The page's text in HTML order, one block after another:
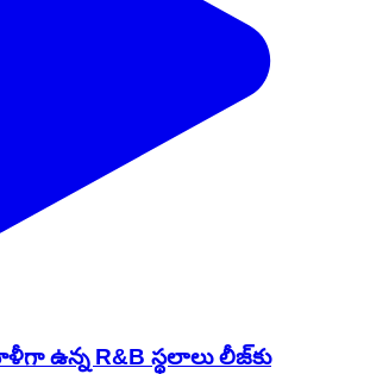
ఉన్న R&B స్థలాలు లీజ్‌కు